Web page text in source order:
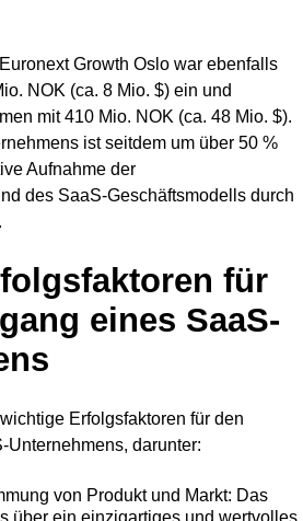
Growth Oslo war ebenfalls
NOK (ca. 8 Mio. $) ein und
mit 410 Mio. NOK (ca. 48 Mio. $).
ist seitdem um über 50 %
Aufnahme der
des SaaS-Geschäftsmodells durch
für
eines SaaS-
Erfolgsfaktoren für den
Unternehmens, darunter:
von Produkt und Markt: Das
über ein einzigartiges und wertvolles